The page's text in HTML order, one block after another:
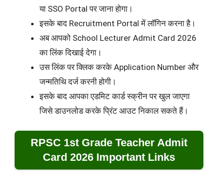
या SSO Portal पर जाना होगा।
इसके बाद Recruitment Portal में लॉगिन करना है।
अब आपको School Lecturer Admit Card 2026
का लिंक दिखाई देगा।
उस लिंक पर क्लिक करके Application Number और
जन्मतिथि दर्ज करनी होगी।
इसके बाद आपका एडमिट कार्ड स्क्रीन पर खुल जाएगा
जिसे डाउनलोड करके प्रिंट आउट निकाल सकते हैं।
RPSC 1st Grade Teacher Admit
Card 2026 Important Links